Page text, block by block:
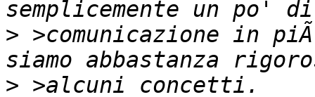
> >comunicazione in
>